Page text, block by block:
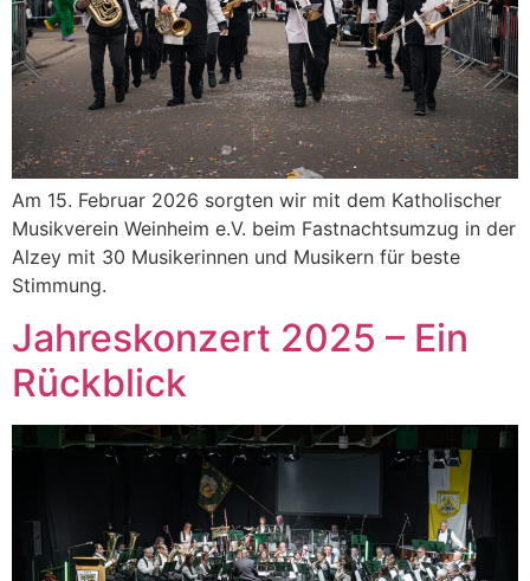
Am 15. Februar 2026 sorgten wir mit dem Katholischer
Musikverein Weinheim e.V. beim Fastnachtsumzug in der
Alzey mit 30 Musikerinnen und Musikern für beste
Stimmung.
Jahreskonzert 2025 – Ein
Rückblick